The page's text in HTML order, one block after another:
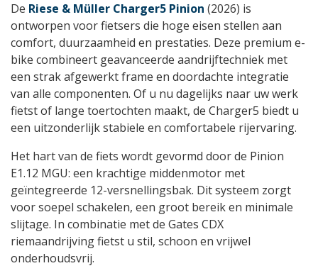
De Riese & Müller Charger5 Pinion (2026) is
ontworpen voor fietsers die hoge eisen stellen aan
comfort, duurzaamheid en prestaties. Deze premium e-
bike combineert geavanceerde aandrijftechniek met
een strak afgewerkt frame en doordachte integratie
van alle componenten. Of u nu dagelijks naar uw werk
fietst of lange toertochten maakt, de Charger5 biedt u
een uitzonderlijk stabiele en comfortabele rijervaring.
Het hart van de fiets wordt gevormd door de Pinion
E1.12 MGU: een krachtige middenmotor met
geïntegreerde 12-versnellingsbak. Dit systeem zorgt
voor soepel schakelen, een groot bereik en minimale
slijtage. In combinatie met de Gates CDX
riemaandrijving fietst u stil, schoon en vrijwel
onderhoudsvrij.